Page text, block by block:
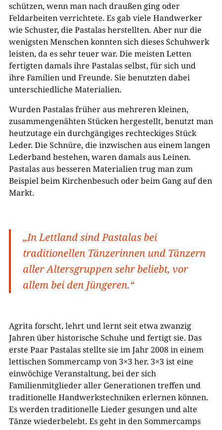
schützen, wenn man nach draußen ging oder
Feldarbeiten verrichtete. Es gab viele Handwerker
wie Schuster, die Pastalas herstellten. Aber nur die
wenigsten Menschen konnten sich dieses Schuhwerk
leisten, da es sehr teuer war. Die meisten Letten
fertigten damals ihre Pastalas selbst, für sich und
ihre Familien und Freunde. Sie benutzten dabei
unterschiedliche Materialien.
Wurden Pastalas früher aus mehreren kleinen,
zusammengenähten Stücken hergestellt, benutzt man
heutzutage ein durchgängiges rechteckiges Stück
Leder. Die Schnüre, die inzwischen aus einem langen
Lederband bestehen, waren damals aus Leinen.
Pastalas aus besseren Materialien trug man zum
Beispiel beim Kirchenbesuch oder beim Gang auf den
Markt.
„In Lettland sind Pastalas bei
traditionellen Tänzerinnen und Tänzern
aller Altersgruppen sehr beliebt, vor
allem bei den Jüngeren.“
Agrita forscht, lehrt und lernt seit etwa zwanzig
Jahren über historische Schuhe und fertigt sie. Das
erste Paar Pastalas stellte sie im Jahr 2008 in einem
lettischen Sommercamp von 3×3 her. 3×3 ist eine
einwöchige Veranstaltung, bei der sich
Familienmitglieder aller Generationen treffen und
traditionelle Handwerkstechniken erlernen können.
Es werden traditionelle Lieder gesungen und alte
Tänze wiederbelebt. Es geht in den Sommercamps